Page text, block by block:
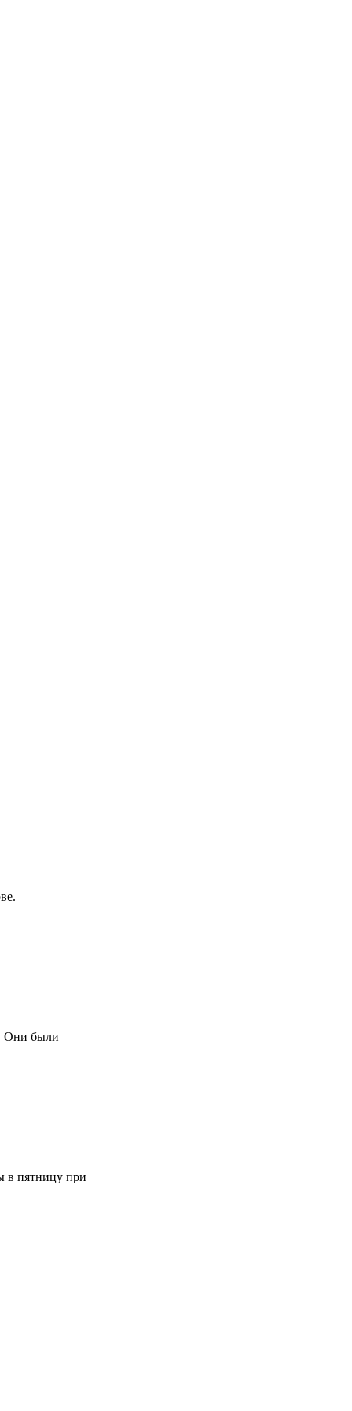
Они были
в пятницу при